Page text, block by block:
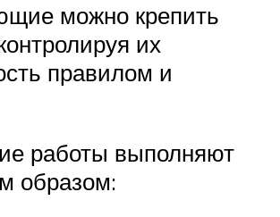
можно крепить
их
правилом и
работы выполняют
образом: